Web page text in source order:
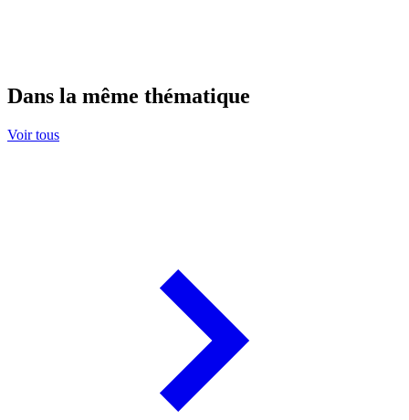
Dans la même thématique
Voir tous